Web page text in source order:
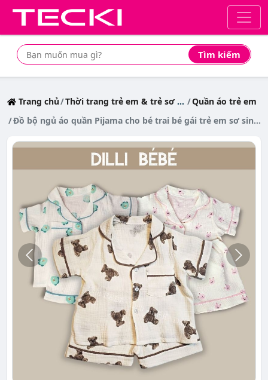
Tìm kiếm
Tìm mua sản phẩm giá rẻ nhất
Trang chủ Thời trang trẻ em & trẻ sơ sinh
Quần áo trẻ em
Đồ bộ ngủ áo quần Pijama cho bé trai bé gái trẻ em sơ sinh 0 12 tháng vải Muslin Gấu Teddy - Dilli Bebe